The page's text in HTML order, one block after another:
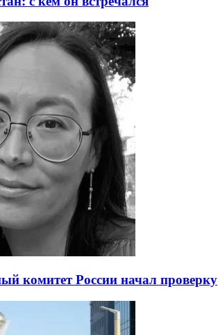
комитет России начал проверку